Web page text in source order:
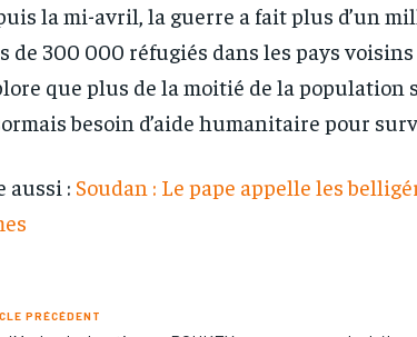
la mi-avril, la guerre a fait plus d’un
de 300 000 réfugiés dans les pays voisins
que plus de la moitié de la population
besoin d’aide humanitaire pour
aussi : Soudan : Le pape appelle les
PRÉCÉDENT